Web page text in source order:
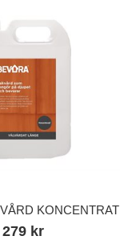
KONCENTRAT
279 kr